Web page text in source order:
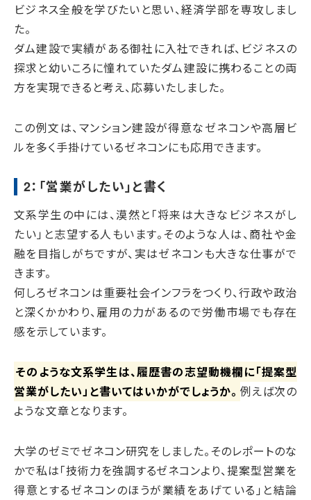
ビジネス全般を学びたいと思い、経済学部を専攻しまし
た。
ダム建設で実績がある御社に入社できれば、ビジネスの
探求と幼いころに憧れていたダム建設に携わることの両
方を実現できると考え、応募いたしました。
この例文は、マンション建設が得意なゼネコンや高層ビ
ルを多く手掛けているゼネコンにも応用できます。
2：「営業がしたい」と書く
文系学生の中には、漠然と「将来は大きなビジネスがし
たい」と志望する人もいます。そのような人は、商社や金
融を目指しがちですが、実はゼネコンも大きな仕事がで
きます。
何しろゼネコンは重要社会インフラをつくり、行政や政治
と深くかかわり、雇用の力があるので労働市場でも存在
感を示しています。
そのような文系学生は、履歴書の志望動機欄に「提案型
営業がしたい」と書いてはいかがでしょうか。 例えば次の
ような文章となります。
大学のゼミでゼネコン研究をしました。そのレポートのな
かで私は「技術力を強調するゼネコンより、提案型営業を
得意とするゼネコンのほうが業績をあげている」と結論